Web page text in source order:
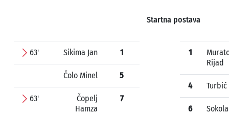
Startna postava
63' Sikima Jan 1
Čolo Minel 5
63'
Čopelj
Hamza
7
1
Rijad
4
6